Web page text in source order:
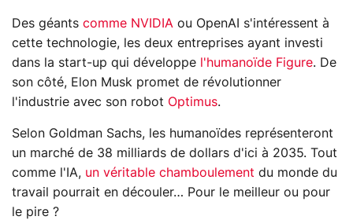
Des géants comme NVIDIA ou OpenAI s'intéressent à
cette technologie, les deux entreprises ayant investi
dans la start-up qui développe
l'humanoïde Figure. De
son côté, Elon Musk promet de révolutionner
l'industrie avec son robot Optimus.
Selon Goldman Sachs, les humanoïdes représenteront
un marché de 38 milliards de dollars d'ici à 2035. Tout
comme l'IA, un véritable chamboulement du monde du
travail pourrait en découler… Pour le meilleur ou pour
le pire ?